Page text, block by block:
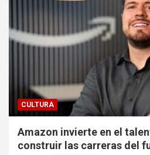
CULTURA
Amazon invierte en el
construir las carreras del